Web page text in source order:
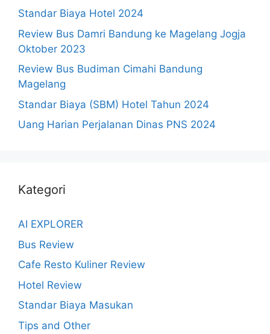
Standar Biaya Hotel 2024
Review Bus Damri Bandung ke Magelang Jogja
Oktober 2023
Review Bus Budiman Cimahi Bandung
Magelang
Standar Biaya (SBM) Hotel Tahun 2024
Uang Harian Perjalanan Dinas PNS 2024
Kategori
AI EXPLORER
Bus Review
Cafe Resto Kuliner Review
Hotel Review
Standar Biaya Masukan
Tips and Other